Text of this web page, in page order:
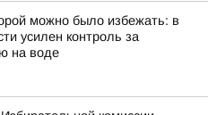
можно было избежать: в
усилен контроль за
на воде